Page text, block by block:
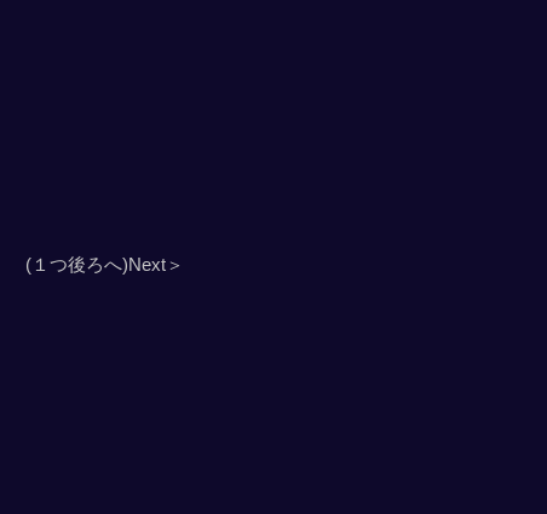
(１つ後ろへ)Next＞